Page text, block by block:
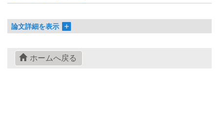
論文詳細を表示
ホームへ戻る